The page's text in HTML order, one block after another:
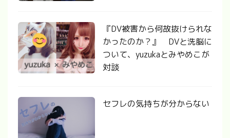
『DV被害から何故抜けられな
かったのか？』 DVと洗脳に
ついて、yuzukaとみやめこが
対談
セフレの気持ちが分からない